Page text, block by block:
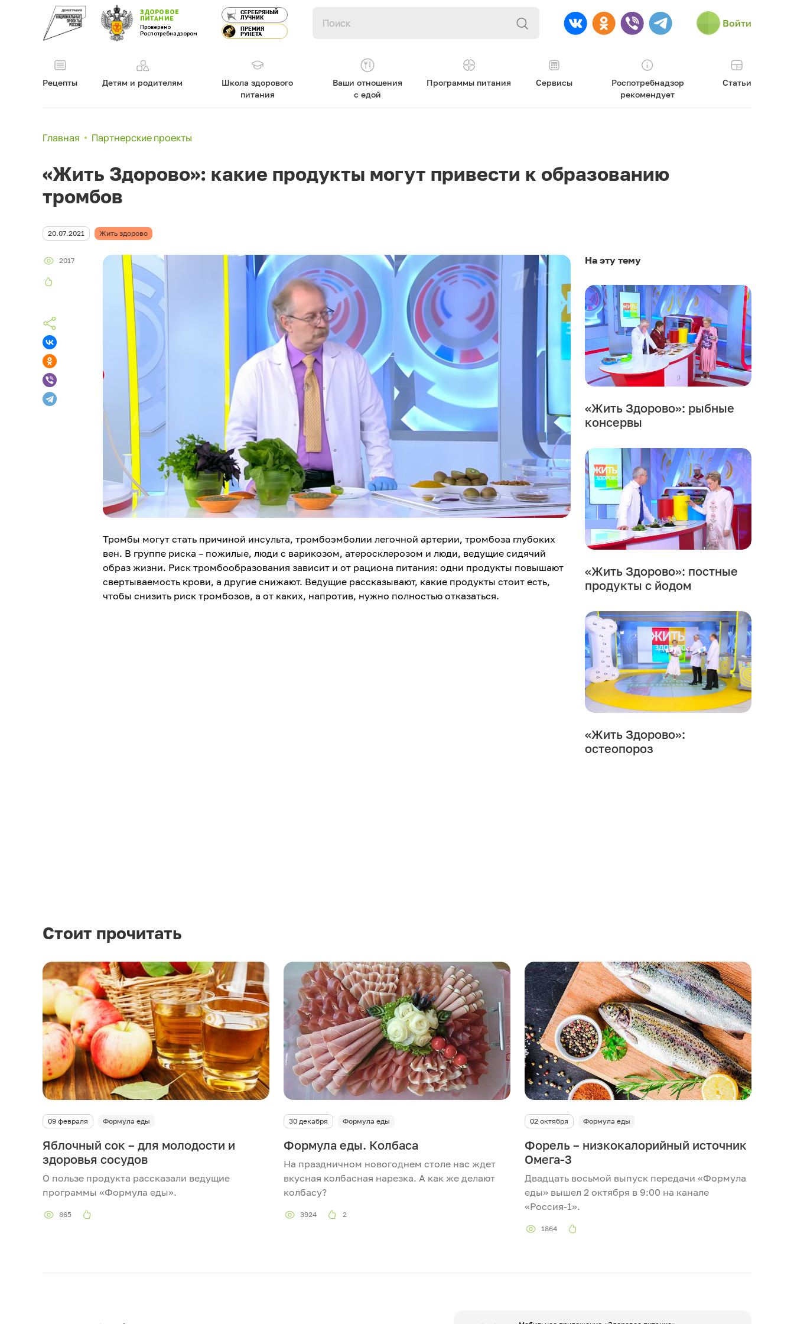
ЗДОРОВОЕ
ПИТАНИЕ
Проверено
Роспотребнадзором
СЕРЕБРЯНЫЙ
ЛУЧНИК
ПРЕМИЯ
РУНЕТА
Войти
Рецепты Детям и родителям
Школа здорового
питания
Ваши отношения
с едой
Программы питания Сервисы
Роспотребнадзор
рекомендует
Статьи
Главная Партнерские проекты
«Жить Здорово»: какие продукты могут привести к образованию
тромбов
20.07.2021 Жить здорово
2017
Тромбы могут стать причиной инсульта, тромбоэмболии легочной артерии, тромбоза глубоких
вен. В группе риска – пожилые, люди с варикозом, атеросклерозом и люди, ведущие сидячий
образ жизни. Риск тромбообразования зависит и от рациона питания: одни продукты повышают
свертываемость крови, а другие снижают. Ведущие рассказывают, какие продукты стоит есть,
чтобы снизить риск тромбозов, а от каких, напротив, нужно полностью отказаться.
На эту тему
«Жить Здорово»: рыбные
консервы
«Жить Здорово»: постные
продукты с йодом
«Жить Здорово»:
остеопороз
Стоит прочитать
09 февраля Формула еды
Яблочный сок – для молодости и
здоровья сосудов
О пользе продукта рассказали ведущие
программы «Формула еды».
865
30 декабря Формула еды
Формула еды. Колбаса
На праздничном новогоднем столе нас ждет
вкусная колбасная нарезка. А как же делают
колбасу?
3924 2
02 октября Формула еды
Форель – низкокалорийный источник
Омега-3
Двадцать восьмой выпуск передачи «Формула
еды» вышел 2 октября в 9:00 на канале
«Россия-1».
1864